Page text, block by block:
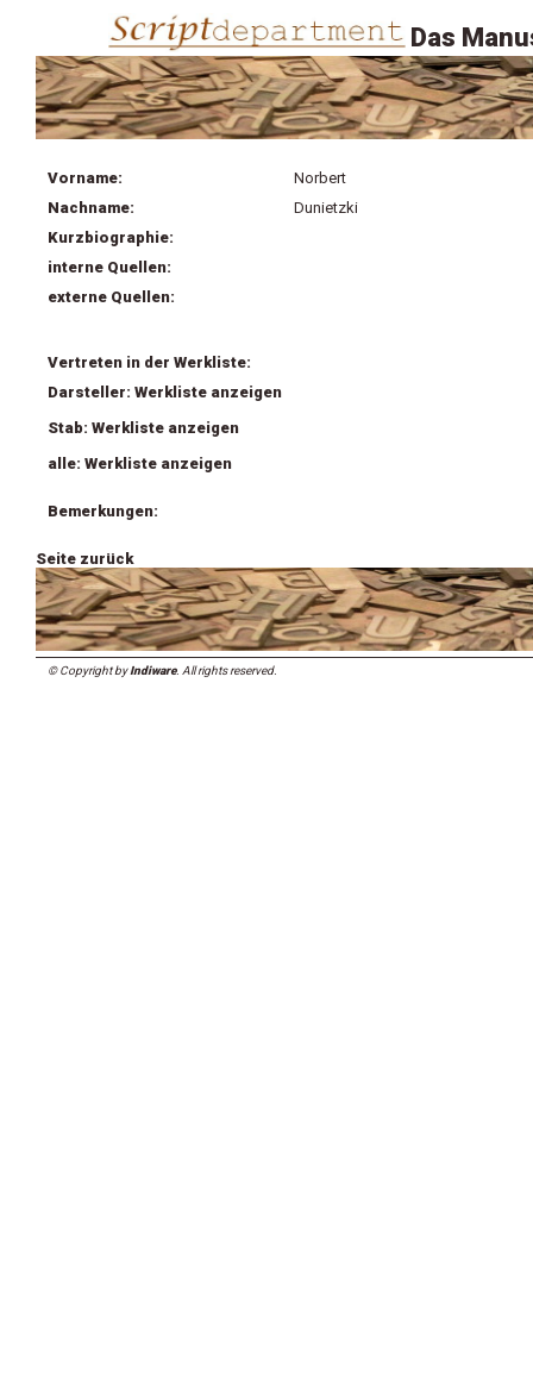
Das
Vorname:
Norbert
Nachname:
Dunietzki
Kurzbiographie:
interne Quellen:
externe Quellen:
Vertreten in der Werkliste:
Darsteller: Werkliste anzeigen
Stab: Werkliste anzeigen
alle: Werkliste anzeigen
Bemerkungen:
Seite zurück
© Copyright byIndiware. All rights reserved.